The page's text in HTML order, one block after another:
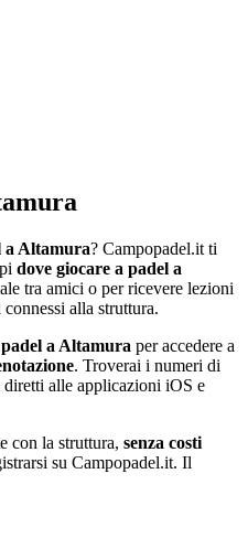
a Altamura? Campopadel.it ti
dove giocare a padel a
tra amici o per ricevere lezioni
alla struttura.
a Altamura per accedere a
. Troverai i numeri di
alle applicazioni iOS e
con la struttura, senza costi
su Campopadel.it. Il